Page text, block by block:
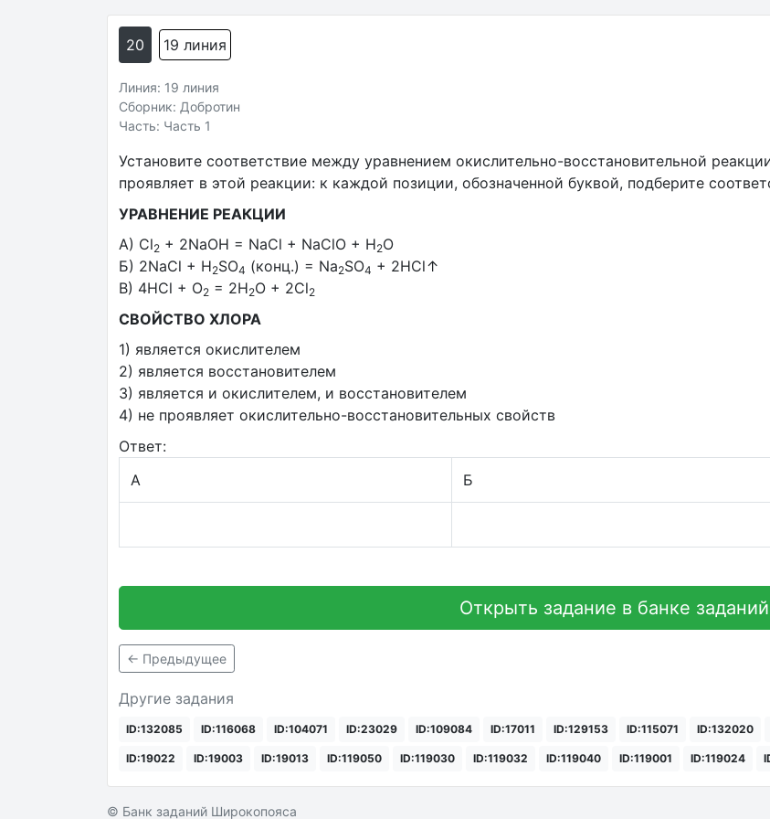
20 19 линия
Линия: 19 линия
Сборник: Добротин
Часть: Часть 1
Установите соответствие между уравнением окислительно-восстановительной
проявляет в этой реакции: к каждой позиции, обозначенной буквой, подберите
УРАВНЕНИЕ РЕАКЦИИ
А) Cl2 + 2NaOH = NaCl + NaClO + H2O
Б) 2NaCl + H2SO4 (конц.) = Na2SO4 + 2HCl↑
В) 4HCl + O2 = 2H2O + 2Cl2
СВОЙСТВО ХЛОРА
1) является окислителем
2) является восстановителем
3) является и окислителем, и восстановителем
4) не проявляет окислительно-восстановительных свойств
Ответ:
А
Б
Открыть задание в банке заданий
← Предыдущее
Другие задания
ID:132085 ID:116068 ID:104071 ID:23029 ID:109084 ID:17011 ID:129153 ID:115071 ID:132020
ID:19022 ID:19003 ID:19013 ID:119050 ID:119030 ID:119032 ID:119040 ID:119001 ID:119024
© Банк заданий Широкопояса